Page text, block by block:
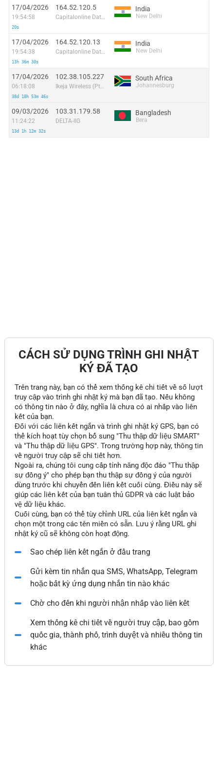
17/04/2026
19:54:58
20s
164.52.120.5
Capitalonline Data Service (HK) Co
India
New Delhi
17/04/2026
19:54:38
13h 36m 30s
164.52.120.13
Capitalonline Data Service (HK) Co
India
New Delhi
17/04/2026
06:18:08
38d 18h 53m 46s
102.38.105.227
Ikeja Wireless (Pty) Ltd
South Africa
Johannesburg
09/03/2026
11:24:22
13d 1h 12m 32s
103.31.179.58
DELTA-IIG
Bangladesh
Bera
CÁCH SỬ DỤNG TRÌNH GHI NHẬT
KÝ ĐÃ TẠO
Trên trang này, bạn có thể xem thống kê chi tiết về số lượt
truy cập vào trình ghi nhật ký mà bạn đã tạo. Nếu không
có thông tin nào ở đây, nghĩa là chưa có ai nhấp vào liên
kết của bạn.
Đối với các liên kết ngắn và trình ghi nhật ký GPS, bạn có
thể kích hoạt tùy chọn bổ sung "Thu thập dữ liệu SMART"
và "Thu thập dữ liệu GPS". Trong trường hợp này, thông tin
về người truy cập sẽ chi tiết hơn.
Ngoài ra, chúng tôi cung cấp tính năng độc đáo "Thu thập
sự đồng ý" cho phép bạn thu thập sự đồng ý của người
dùng trước khi chuyển đến liên kết cuối cùng. Điều này sẽ
giúp các liên kết của bạn tuân thủ GDPR và các luật bảo
vệ dữ liệu khác.
Cuối cùng, bạn có thể tùy chỉnh URL của liên kết ngắn và
chọn một trong các tên miền có sẵn. Lưu ý rằng URL ghi
nhật ký cũ sẽ không còn hoạt động.
Sao chép liên kết ngắn ở đầu trang
Gửi kèm tin nhắn qua SMS, WhatsApp, Telegram
hoặc bất kỳ ứng dụng nhắn tin nào khác
Chờ cho đến khi người nhận nhấp vào liên kết
Xem thống kê chi tiết về người truy cập, bao gồm
quốc gia, thành phố, trình duyệt và nhiều thông tin
khác